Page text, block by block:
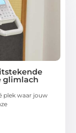
glimlach
plek waar jouw